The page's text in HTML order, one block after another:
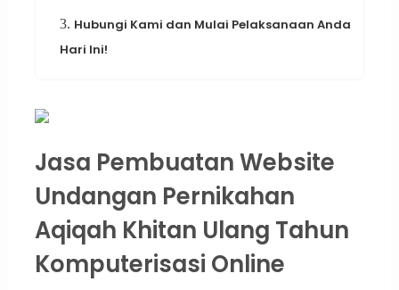
3. Hubungi Kami dan Mulai Pelaksanaan Anda
Hari Ini!
Jasa Pembuatan Website
Undangan Pernikahan
Aqiqah Khitan Ulang Tahun
Komputerisasi Online